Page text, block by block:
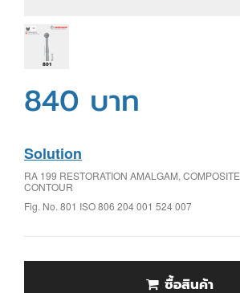
840 บาท
Solution
RA 199 RESTORATION AMALGAM,
CONTOUR
Fig. No. 801 ISO 806 204 001 524 007
ซื้อสินค้า